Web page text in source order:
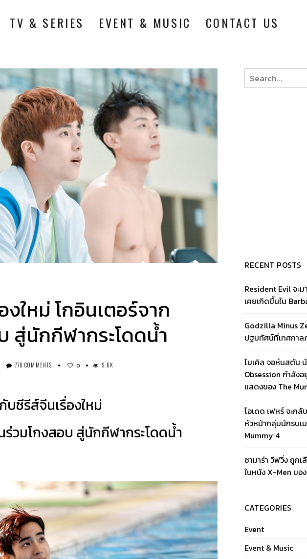
TV & SERIES EVENT & MUSIC CONTACT US
ใหม่ โกอินเตอร์จาก
สู่นักกีฬากระโดดน้ำ
778 COMMENTS 0 9.6K
กับซีรีส์จีนเรื่องใหม่
ร่วมโกงสอบ สู่นักกีฬากระโดดน้ำ
RECENT POSTS
Resident Evil จะ
เคยเกิดขึ้นใน
Godzilla Minus
ปฐมทัศน์ที่เทศกา
ไมเคิล จอห์นสตัน
Obsession กำลังอ
แสดงของ The
โอเดด เฟหร์ จะกลั
หัวหน้ากลุ่มนักรบเ
Mummy 4
ซามาร่า วีฟวิ่ง ถูก
ในหนัง X-Men ของ
CATEGORIES
Event
Event & Music